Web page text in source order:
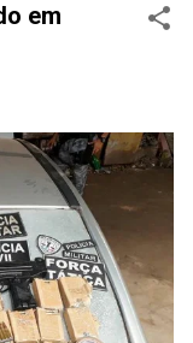
em